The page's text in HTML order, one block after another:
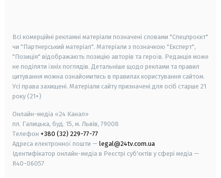
Всі комерційні рекламні матеріали позначені словами "Спецпроєкт"
чи "Партнерський матеріал". Матеріали з позначкою "Експерт",
"Позиція" відображають позицію авторів та героїв. Редакція може
не поділяти їхніх поглядів. Детальніше щодо реклами та правил
цитування можна ознайомитись в правилах користування сайтом.
Усі права захищені. Матеріали сайту призначені для осіб старше 21
року (21+)
Онлайн-медіа «24 Канал»
пл. Галицька, буд. 15, м. Львів, 79008
Телефон +380 (32) 229-77-77
Адреса електронної пошти — legal@24tv.com.ua
Ідентифікатор онлайн-медіа в Реєстрі суб'єктів у сфері медіа —
R40-06057